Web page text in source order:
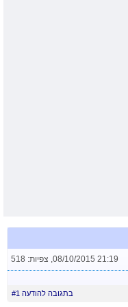
08/10/2015 21:19
, צפיות: 518
בתגובה להודעה #1